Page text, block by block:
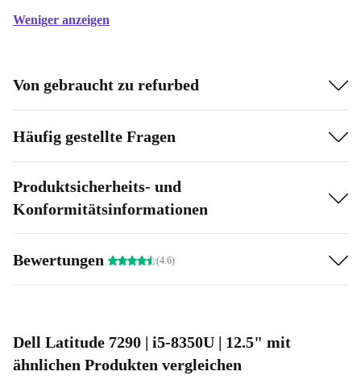
Weniger anzeigen
Von gebraucht zu refurbed
Häufig gestellte Fragen
Produktsicherheits- und
Konformitätsinformationen
Bewertungen (4.6)
Dell Latitude 7290 | i5-8350U | 12.5" mit
ähnlichen Produkten vergleichen